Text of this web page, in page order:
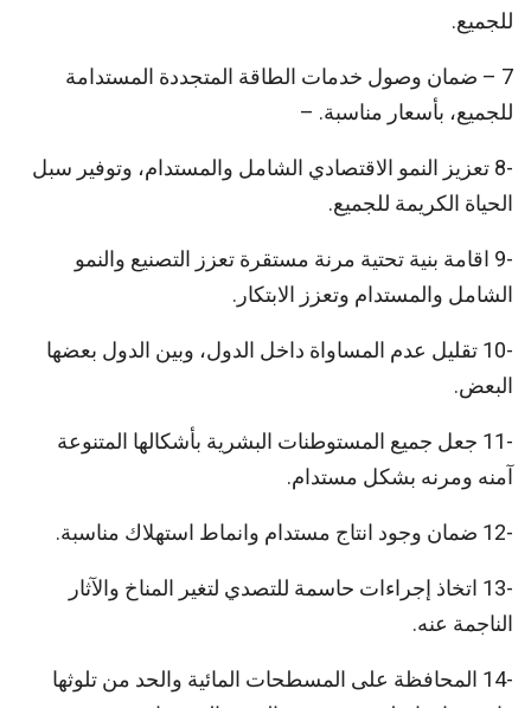
للجميع.
7 – ضمان وصول خدمات الطاقة المتجددة المستدامة
للجميع، بأسعار مناسبة. –
-8 تعزيز النمو الاقتصادي الشامل والمستدام، وتوفير سبل
الحياة الكريمة للجميع.
-9 اقامة بنية تحتية مرنة مستقرة تعزز التصنيع والنمو
الشامل والمستدام وتعزز الابتكار.
-10 تقليل عدم المساواة داخل الدول، وبين الدول بعضها
البعض.
-11 جعل جميع المستوطنات البشرية بأشكالها المتنوعة
آمنه ومرنه بشكل مستدام.
-12 ضمان وجود انتاج مستدام وانماط استهلاك مناسبة.
-13 اتخاذ إجراءات حاسمة للتصدي لتغير المناخ والآثار
الناجمة عنه.
-14 المحافظة على المسطحات المائية والحد من تلوثها